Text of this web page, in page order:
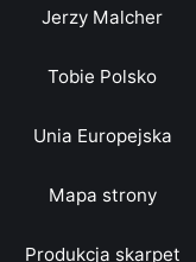
Jerzy Malcher
Tobie Polsko
Unia Europejska
Mapa strony
Produkcja skarpet